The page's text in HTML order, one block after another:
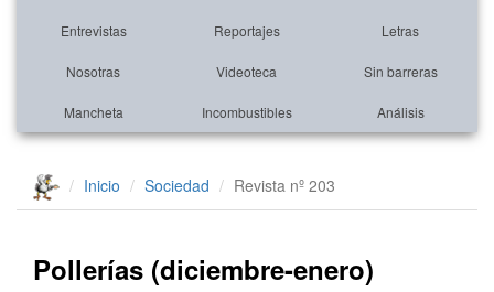
Entrevistas Reportajes Letras
Nosotras Videoteca Sin barreras
Mancheta Incombustibles Análisis
Inicio Sociedad Revista nº 203
Pollerías (diciembre-enero)